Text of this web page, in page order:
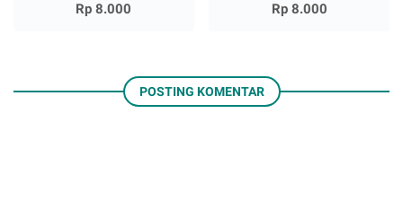
Rp 8.000 Rp 8.000
POSTING KOMENTAR